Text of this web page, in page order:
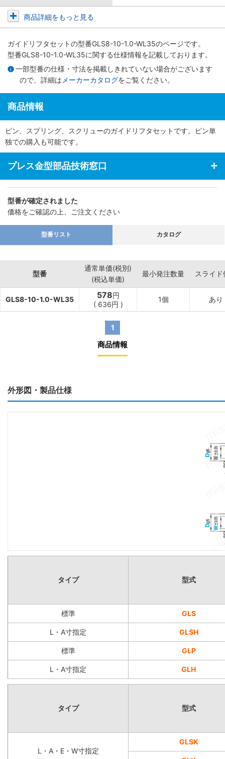
商品詳細をもっと見る
ガイドリフタセットの型番GLS8-10-1.0-WL35のページです。
型番GLS8-10-1.0-WL35に関する仕様情報を記載しております。
一部型番の仕様・寸法を掲載しきれていない場合がございます
ので、詳細は メーカーカタログをご覧ください。
商品情報
ピン、スプリング、スクリューのガイドリフタセットです。ピン単
独での購入も可能です。
プレス金型部品技術窓口
型番が確定されました
価格をご確認の上、ご注文ください
型番リスト カタログ
型番
通常単価(税別)
(税込単価)
最小発注数量 スライド
GLS8-10-1.0-WL35 578円
( 636円 )
1個 あり
1
商品情報
外形図・製品仕様
タイプ 型式
標準 GLS
L・A寸指定 GLSH
標準 GLP
L・A寸指定 GLH
タイプ 型式
L・A・E・W寸指定
GLSK